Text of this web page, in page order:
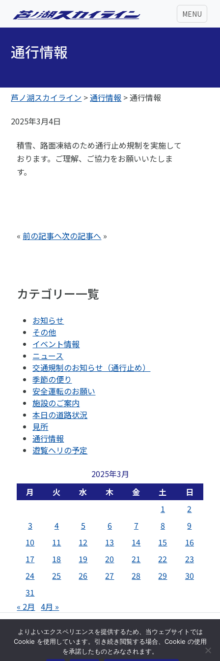
MENU
通行情報
芦ノ湖スカイライン >通行情報 >通行情報
2025年3月4日
積雪、路面凍結のため通行止め規制を実施して
おります。ご理解、ご協力をお願いいたしま
す。
«前の記事へ次の記事へ »
カテゴリー一覧
お知らせ
その他
イベント情報
ニュース
交通規制のお知らせ（通行止め）
季節の便り
安全運転のお願い
施設のご案内
本日の道路状況
見所
通行情報
遊覧ヘリの予定
2025年3月
月
火 水 木 金 土
日
1
2
3
4 5 6 7 8
9
10
11 12 13 14 15
16
17
18 19 20 21 22
23
24
25 26 27 28 29
30
31
« 2月
4月 »
© 芦ノ湖スカイライン株式会社
トップページ
サイトマップ
お問い合わせ
よりよいエクスペリエンスを提供するため、当ウェブサイトでは
Cookie を使用しています。引き続き閲覧する場合、Cookie の使用
を承諾したものとみなされます。